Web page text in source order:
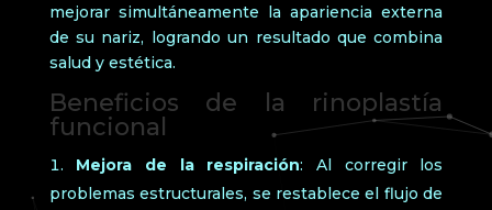
mejorar simultáneamente la apariencia externa
de su nariz, logrando un resultado que combina
salud y estética.
Beneficios de la rinoplastía
funcional
Mejora de la respiración: Al corregir los
problemas estructurales, se restablece el flujo de